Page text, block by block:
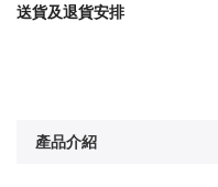
送貨及退貨安排
產品介紹